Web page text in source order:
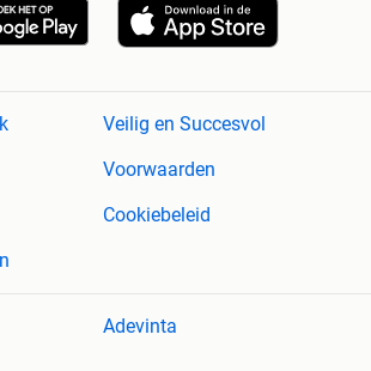
Veilig en Succesvol
Voorwaarden
Cookiebeleid
Adevinta